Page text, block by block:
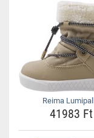
Reima
41983 Ft